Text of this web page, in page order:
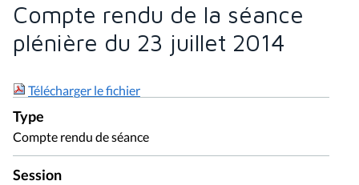
Compte rendu de la séance
plénière du 23 juillet 2014
Télécharger le fichier
Type
Compte rendu de séance
Session